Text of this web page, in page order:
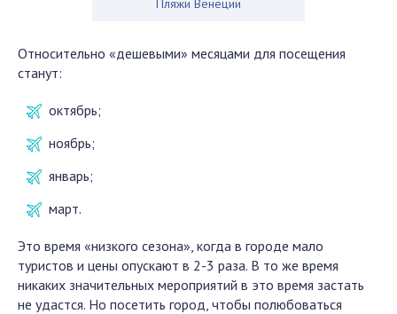
Пляжи Венеции
Относительно «дешевыми» месяцами для посещения
станут:
октябрь;
ноябрь;
январь;
март.
Это время «низкого сезона», когда в городе мало
туристов и цены опускают в 2-3 раза. В то же время
никаких значительных мероприятий в это время застать
не удастся. Но посетить город, чтобы полюбоваться